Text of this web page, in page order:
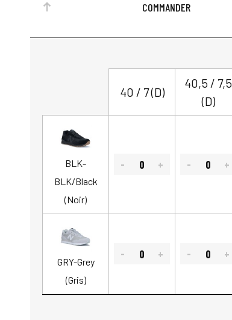
COMMANDER
40 / 7 (D)
40,5 / 7,5
(D)
BLK-
BLK/Black
(Noir)
GRY-Grey
(Gris)